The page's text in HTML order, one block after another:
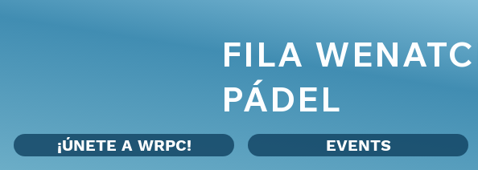
FILA
PÁDEL
¡ÚNETE A WRPC! EVENTS